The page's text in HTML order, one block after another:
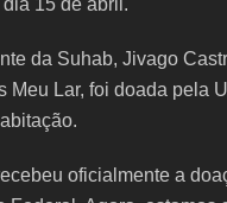
da Suhab, Jivago
Meu Lar, foi doada pela
oficialmente a